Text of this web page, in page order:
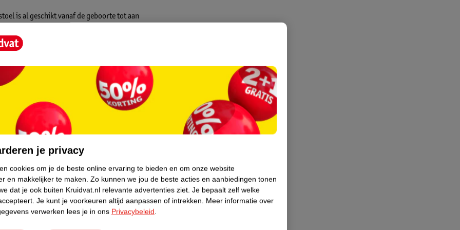
is al geschikt vanaf de geboorte tot aan
en een 3-puntsveiligheidsgordel. Hierdoor
en wasbaar.
samen met de autostoel adapters
adapters links en rechts (los
je privacy
cookies om je de beste online ervaring te bieden en om onze website
en makkelijker te maken. Zo kunnen we jou de beste acties en aanbiedingen tonen
dat je ook buiten Kruidvat.nl relevante advertenties ziet. Je bepaalt zelf welke
Je kunt je voorkeuren altijd aanpassen of intrekken. Meer informatie over
verwerken lees je in ons Privacybeleid.